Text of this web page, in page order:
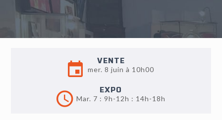
VENTE
mer. 8 juin à 10h00
EXPO
Mar. 7 : 9h-12h : 14h-18h